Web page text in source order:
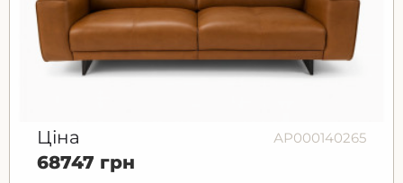
Ціна АР000140265
68747 грн